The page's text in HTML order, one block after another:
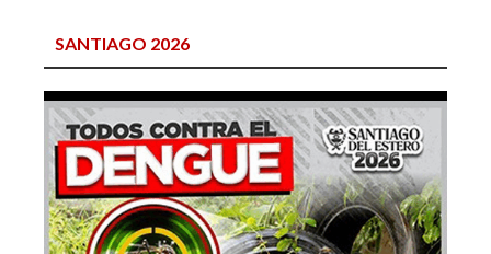
SANTIAGO 2026